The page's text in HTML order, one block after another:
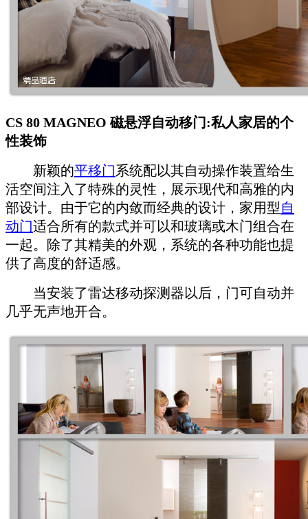
CS 80 MAGNEO 磁悬浮自动移门:私人家居的个
性装饰
新颖的平移门系统配以其自动操作装置给生
活空间注入了特殊的灵性，展示现代和高雅的内
部设计。由于它的内敛而经典的设计，家用型自
动门适合所有的款式并可以和玻璃或木门组合在
一起。除了其精美的外观，系统的各种功能也提
供了高度的舒适感。
当安装了雷达移动探测器以后，门可自动并
几乎无声地开合。